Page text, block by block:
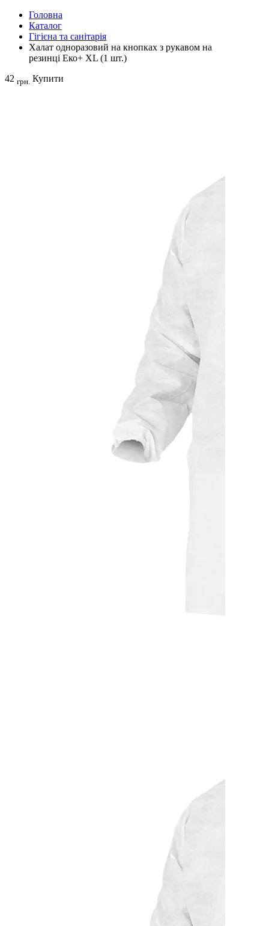
Головна
Каталог
Гігієна та санітарія
Халат одноразовий на кнопках з рукавом на
резинці Еко+ ХL (1 шт.)
42 грн. Купити